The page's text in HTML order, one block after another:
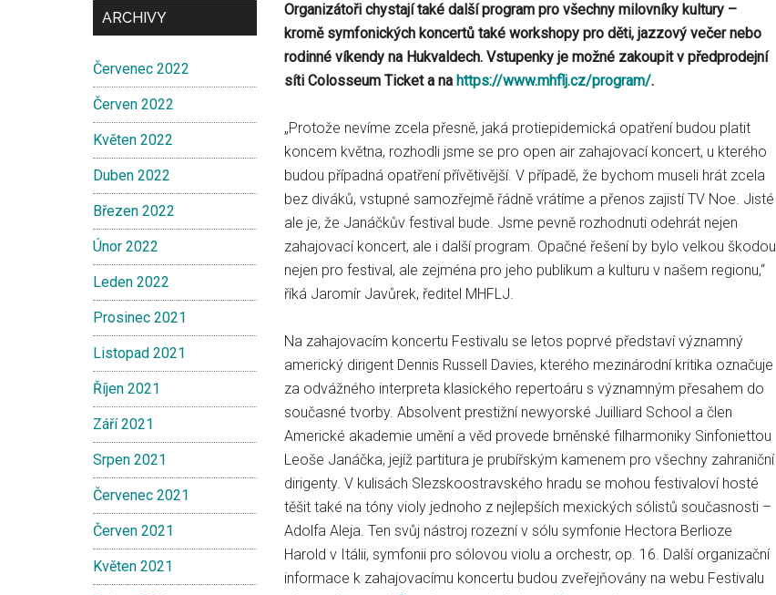
Organizátoři chystají také další program pro všechny milovníky kultury –
kromě symfonických koncertů také workshopy pro děti, jazzový večer nebo
rodinné víkendy na Hukvaldech. Vstupenky je možné zakoupitv předprodejní
síti Colosseum Ticket a na https://www.mhflj.cz/program/.
„Protože nevíme zcela přesně, jaká protiepidemická opatření budou platit
koncem května, rozhodli jsme se pro open air zahajovací koncert, u kterého
budou případná opatření přívětivější. V případě, že bychom museli hrát zcela
bez diváků, vstupné samozřejmě řádně vrátíme a přenos zajistí TV Noe. Jisté
ale je, že Janáčkův festival bude. Jsme pevně rozhodnuti odehrát nejen
zahajovací koncert, ale i další program. Opačné řešení by bylo velkou škodou
nejen pro festival, ale zejména pro jeho publikum a kulturu v našem regionu,“
říká Jaromír Javůrek, ředitel MHFLJ.
Na zahajovacím koncertu Festivalu se letos poprvé představí významný
americký dirigent Dennis Russell Davies, kterého mezinárodní kritika označuje
za odvážného interpreta klasického repertoáru s významným přesahem do
současné tvorby. Absolvent prestižní newyorské Juilliard School a člen
Americké akademie umění a věd provede brněnské filharmoniky Sinfoniettou
Leoše Janáčka, jejíž partitura je prubířským kamenem pro všechny zahraniční
dirigenty. V kulisách Slezskoostravského hradu se mohou festivaloví hosté
těšit také na tóny violy jednoho z nejlepších mexických sólistů současnosti –
Adolfa Aleja. Ten svůj nástroj rozezní v sólu symfonie Hectora Berlioze
Harold v Itálii, symfonii pro sólovou violu a orchestr, op. 16. Další organizační
informace k zahajovacímu koncertu budou zveřejňovány na webu Festivalu
ARCHIVY
Červenec 2022
Červen 2022
Květen 2022
Duben 2022
Březen 2022
Únor 2022
Leden 2022
Prosinec 2021
Listopad 2021
Říjen 2021
Září 2021
Srpen 2021
Červenec 2021
Červen 2021
Květen 2021